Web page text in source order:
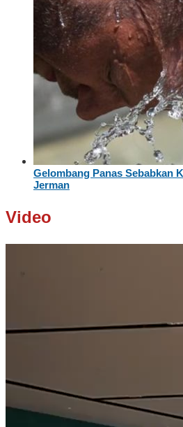
Gelombang Panas Sebabkan
Jerman
Video